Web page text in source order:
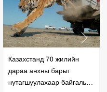
Казахстанд 70 жилийн
дараа анхны барыг
нутагшуулахаар байгальд